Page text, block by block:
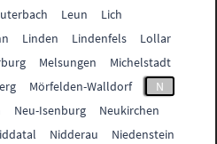
Leun
Lich
Linden Lindenfels
Lollar
Melsungen
Michelstadt
Mörfelden-Walldorf
N
Neu-Isenburg
Neukirchen
Nidderau
Niedenstein